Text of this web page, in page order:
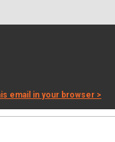
email in your browser >